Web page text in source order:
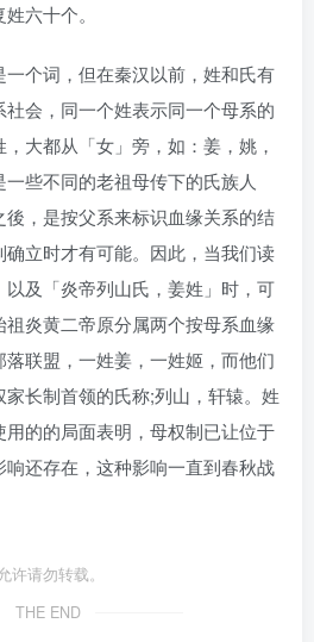
六十个。
一个词，但在秦汉以前，姓和氏有
会，同一个姓表示同一个母系的
大都从「女」旁，如：姜，姚，
些不同的老祖母传下的氏族人
，是按父系来标识血缘关系的结
立时才有可能。因此，当我们读
及「炎帝列山氏，姜姓」时，可
炎黄二帝原分属两个按母系血缘
联盟，一姓姜，一姓姬，而他们
长制首领的氏称;列山，轩辕。姓
的的局面表明，母权制已让位于
还存在，这种影响一直到春秋战
请勿转载。
THE END